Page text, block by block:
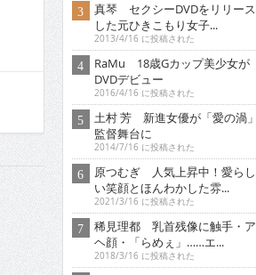
真琴 セクシーDVDをリリース
した元ひきこもり女子...
2013/4/16 に投稿された
RaMu 18歳Gカップ美少女が
DVDデビュー
2016/4/16 に投稿された
土村 芳 新進女優が「愛の渦」
監督舞台に
2014/7/16 に投稿された
原つむぎ 人気上昇中！愛らし
い笑顔とほんわかした雰...
2021/3/16 に投稿された
稀見理都 乳首残像に触手・ア
ヘ顔・「らめぇ」……エ...
2018/3/16 に投稿された